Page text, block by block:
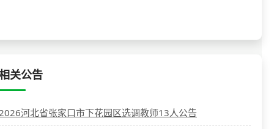
关公告
河北省张家口市下花园区选调教师13人公告